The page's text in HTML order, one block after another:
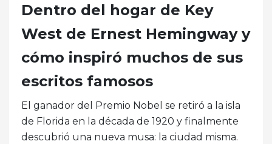
Dentro del hogar de Key
West de Ernest Hemingway y
cómo inspiró muchos de sus
escritos famosos
El ganador del Premio Nobel se retiró a la isla
de Florida en la década de 1920 y finalmente
descubrió una nueva musa: la ciudad misma.